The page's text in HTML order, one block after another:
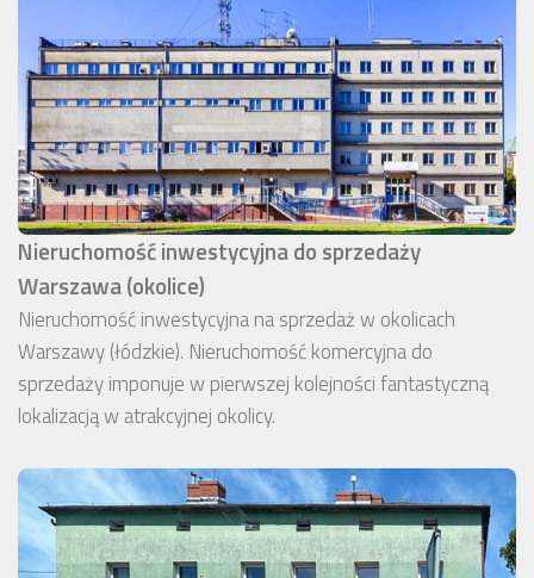
Nieruchomość inwestycyjna do sprzedaży
Warszawa (okolice)
Nieruchomość inwestycyjna na sprzedaż w okolicach
Warszawy (łódzkie). Nieruchomość komercyjna do
sprzedaży imponuje w pierwszej kolejności fantastyczną
lokalizacją w atrakcyjnej okolicy.